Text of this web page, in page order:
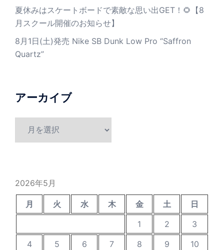
夏休みはスケートボードで素敵な思い出GET！🌻【8
月スクール開催のお知らせ】
8月1日(土)発売 Nike SB Dunk Low Pro “Saffron
Quartz”
アーカイブ
2026年5月
月 火 水 木 金 土
日
1
2
3
4
5 6 7 8 9
10